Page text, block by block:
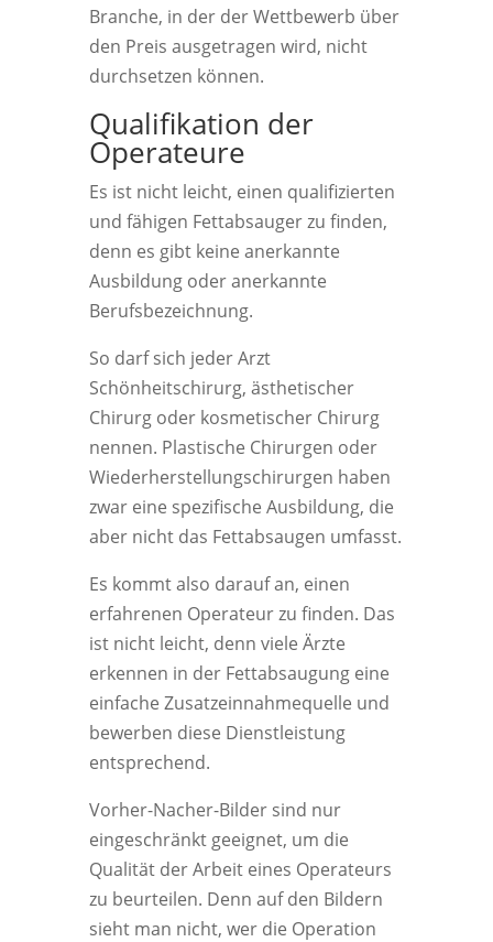
Branche, in der der Wettbewerb über
den Preis ausgetragen wird, nicht
durchsetzen können.
Qualifikation der
Operateure
Es ist nicht leicht, einen qualifizierten
und fähigen Fettabsauger zu finden,
denn es gibt keine anerkannte
Ausbildung oder anerkannte
Berufsbezeichnung.
So darf sich jeder Arzt
Schönheitschirurg, ästhetischer
Chirurg oder kosmetischer Chirurg
nennen. Plastische Chirurgen oder
Wiederherstellungschirurgen haben
zwar eine spezifische Ausbildung, die
aber nicht das Fettabsaugen umfasst.
Es kommt also darauf an, einen
erfahrenen Operateur zu finden. Das
ist nicht leicht, denn viele Ärzte
erkennen in der Fettabsaugung eine
einfache Zusatzeinnahmequelle und
bewerben diese Dienstleistung
entsprechend.
Vorher-Nacher-Bilder sind nur
eingeschränkt geeignet, um die
Qualität der Arbeit eines Operateurs
zu beurteilen. Denn auf den Bildern
sieht man nicht, wer die Operation